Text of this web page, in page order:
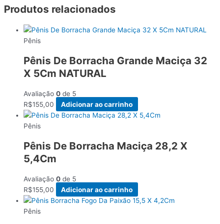
Produtos relacionados
Pênis
Pênis De Borracha Grande Maciça 32
X 5Cm NATURAL
Avaliação 0 de 5
R$155,00 Adicionar ao carrinho
Pênis
Pênis De Borracha Maciça 28,2 X
5,4Cm
Avaliação 0 de 5
R$155,00 Adicionar ao carrinho
Pênis